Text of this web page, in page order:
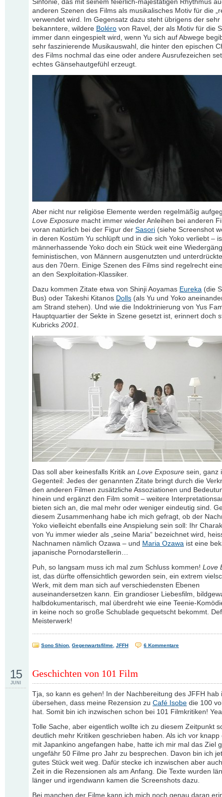
Sinfonie, das mit seinem feierlich-majestätigen Rhythmus
anderen Szenen des Films als musikalisches Motiv für die
verwendet wird. Im Gegensatz dazu steht übrigens der sehr
bekanntere, wildere Boléro von Ravel, der als Motiv für die
immer dann eingespielt wird, wenn Yu sich auf Abwege
sehr faszinierende Musikauswahl, die hinter den epischen
des Films nochmal das eine oder andere Ausrufezeichen
echtes Gänsehautgefühl erzeugt.
Aber nicht nur religiöse Elemente werden regelmäßig
Love Exposure macht immer wieder Anleihen bei anderen
voran natürlich bei der Figur der Sasori (siehe Screenshot
in deren Kostüm Yu schlüpft und in die sich Yoko verliebt –
männerhassende Yoko doch ein Stück weit eine
feministischen, von Männern ausgenutzten und
aus den 70ern. Einige Szenen des Films sind regelrecht
an den Sexploitation-Klassiker.
Dazu kommen Zitate etwa von Shinji Aoyamas Eureka (die
Bus) oder Takeshi Kitanos Dolls (als Yu und Yoko
am Strand stehen). Und wie die Indoktrinierung von Yus
Hauptquartier der Sekte in Szene gesetzt ist, erinnert doch
Kubricks 2001.
Das soll aber keinesfalls Kritik an Love Exposure sein, ganz
Gegenteil: Jedes der genannten Zitate bringt durch die
den anderen Filmen zusätzliche Assoziationen und
hinein und ergänzt den Film somit – weitere
bieten sich an, die mal mehr oder weniger eindeutig sind.
diesem Zusammenhang habe ich mich gefragt, ob der
Yoko vielleicht ebenfalls eine Anspielung sein soll: Ihr
von Yu immer wieder als „seine Maria“ bezeichnet wird,
Nachnamen nämlich Ozawa – und Maria Ozawa ist eine
japanische Pornodarstellerin…
Puh, so langsam muss ich mal zum Schluss kommen! Love
ist, das dürfte offensichtlich geworden sein, ein extrem
Werk, mit dem man sich auf verschiedensten Ebenen
auseinandersetzen kann. Ein grandioser Liebesfilm,
halbdokumentarisch, mal überdreht wie eine Teenie-
in keine noch so große Schublade gequetscht bekommt.
Meisterwerk!
Sono Shion Gegenwartsfilme JFFH 6 Kommentare
Geschichten von 101 Film
15
JUNI
Tja, so kann es gehen! In der Nachbereitung des JFFH hab
übersehen, dass meine Rezension zu Café Isobe die 100
hat. Somit bin ich inzwischen schon bei 101 Filmkritiken!
Tolle Sache, aber eigentlich wollte ich zu diesem Zeitpunkt
deutlich mehr Kritiken geschrieben haben. Als ich vor knapp
mit Japankino angefangen habe, hatte ich mir mal das Ziel
ungefähr 50 Filme pro Jahr zu besprechen. Davon bin ich
gutes Stück weit weg. Dafür stecke ich inzwischen aber
Zeit in die Rezensionen als am Anfang. Die Texte wurden
länger und irgendwann kamen die Screenshots dazu.
Bei manchen der Filme kann ich mich noch genau daran